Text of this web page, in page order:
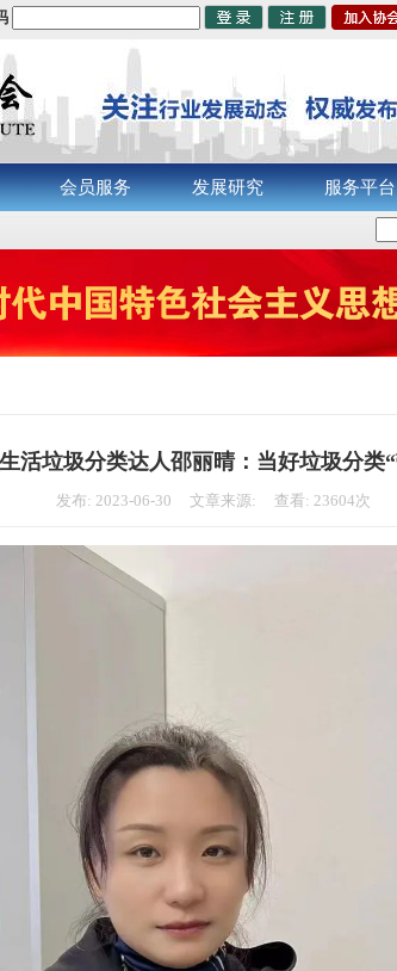
会员服务 发展研究 服务平台
活垃圾分类达人邵丽晴：当好垃圾分类
发布: 2023-06-30 文章来源: 查看: 23604次